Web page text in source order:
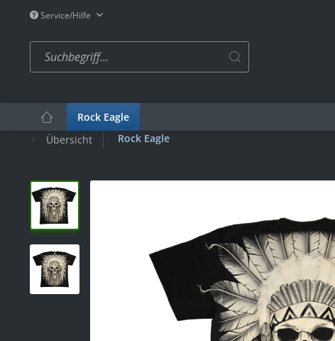
Service/Hilfe
Rock Eagle
Übersicht
Rock Eagle